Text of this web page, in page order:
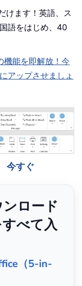
けます！英語、ス
語をはじめ、40
能を即解放！今
アップさせましょ
今すぐ
ロード
べて入
（5-in-